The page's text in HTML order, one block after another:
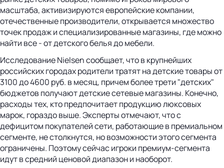
масштаба, активизируются европейские компании,
отечественные производители, открывается множество
точек продаж и специализированные магазины, где можно
найти все - от детского белья до мебели.
Исследование Nielsen сообщает, что в крупнейших
российских городах родители тратят на детские товары от
3100 до 4600 руб. в месяц, причем более трети "детских"
бюджетов получают детские сетевые магазины. Конечно,
расходы тех, кто предпочитает продукцию люксовых
марок, гораздо выше. Эксперты отмечают, что с
дефицитом покупателей сети, работающие в премиальном
сегменте, не столкнутся, но возможности этого сегмента
ограничены. Поэтому сейчас игроки премиум-сегмента
идут в средний ценовой диапазон и наоборот.